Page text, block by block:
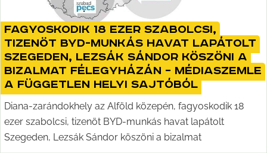
Fagyoskodik 18 ezer szabolcsi,
tizenöt BYD-munkás havat lapátolt
Szegeden, Lezsák Sándor köszöni a
bizalmat Félegyházán – médiaszemle
a független helyi sajtóból
Diana-zarándokhely az Alföld közepén, fagyoskodik 18
ezer szabolcsi, tizenöt BYD-munkás havat lapátolt
Szegeden, Lezsák Sándor köszöni a bizalmat